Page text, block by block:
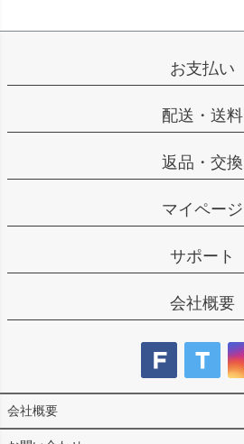
お支払い
配送・送料
返品・交換
マイページ
サポート
会社概要
会社概要